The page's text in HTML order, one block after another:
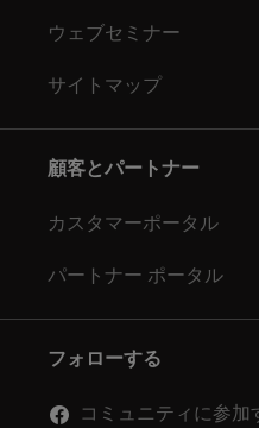
ウェブセミナー
サイトマップ
顧客とパートナー
カスタマーポータル
パートナー ポータル
フォローする
コミュニティに参加